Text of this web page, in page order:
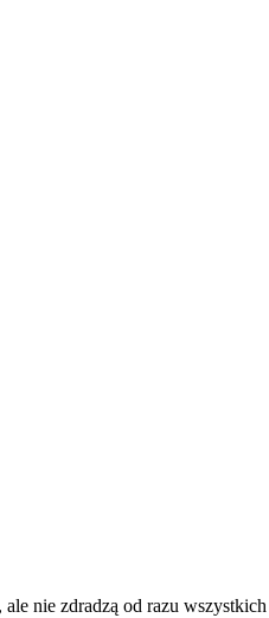
nie zdradzą od razu